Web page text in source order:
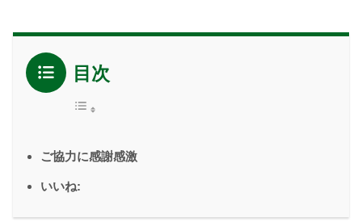
目次
ご協力に感謝感激
いいね: